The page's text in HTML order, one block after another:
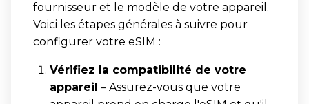
fournisseur et le modèle de votre appareil.
Voici les étapes générales à suivre pour
configurer votre eSIM :
Vérifiez la compatibilité de votre
appareil – Assurez-vous que votre